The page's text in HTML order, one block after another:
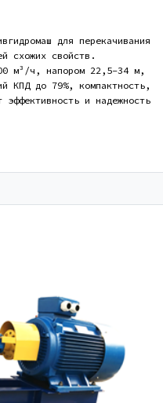
для перекачивания
схожих свойств.
м³/ч, напором 22,5-34 м,
КПД до 79%, компактность,
и надежность